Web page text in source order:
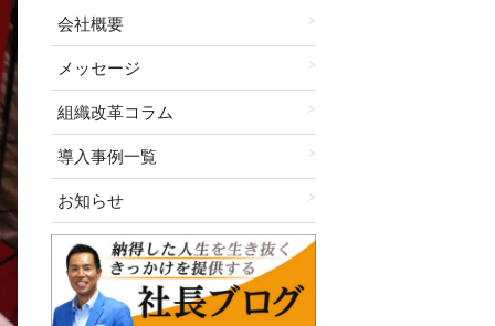
会社概要
メッセージ
組織改革コラム
導入事例一覧
お知らせ